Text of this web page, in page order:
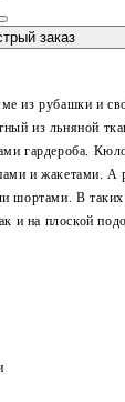
заказ
из рубашки и
из льняной
гардероба.
и жакетами. А
шортами. В таких
и на плоской